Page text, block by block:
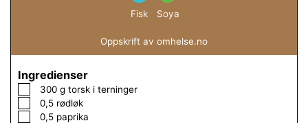
Fisk Soya
Oppskrift av omhelse.no
Ingredienser
▢300 g torsk i terninger
▢
0,5 rødløk
▢
0,5 paprika